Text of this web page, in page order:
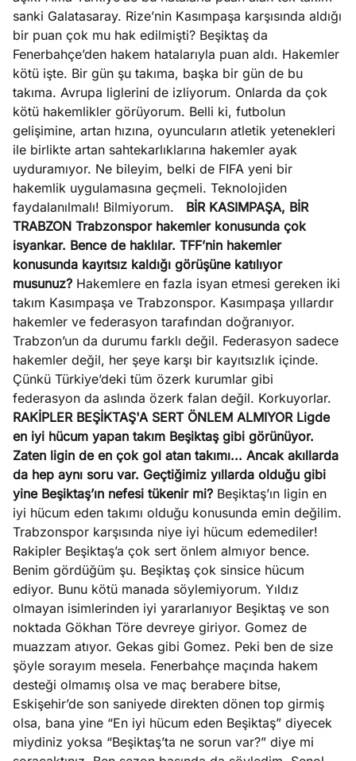
sanki Galatasaray. Rize’nin Kasımpaşa karşısında aldığı
bir puan çok mu hak edilmişti? Beşiktaş da
Fenerbahçe’den hakem hatalarıyla puan aldı. Hakemler
kötü işte. Bir gün şu takıma, başka bir gün de bu
takıma. Avrupa liglerini de izliyorum. Onlarda da çok
kötü hakemlikler görüyorum. Belli ki, futbolun
gelişimine, artan hızına, oyuncuların atletik yetenekleri
ile birlikte artan sahtekarlıklarına hakemler ayak
uyduramıyor. Ne bileyim, belki de FIFA yeni bir
hakemlik uygulamasına geçmeli. Teknolojiden
faydalanılmalı! Bilmiyorum. BİR KASIMPAŞA, BİR
TRABZON Trabzonspor hakemler konusunda çok
isyankar. Bence de haklılar. TFF’nin hakemler
konusunda kayıtsız kaldığı görüşüne katılıyor
musunuz? Hakemlere en fazla isyan etmesi gereken iki
takım Kasımpaşa ve Trabzonspor. Kasımpaşa yıllardır
hakemler ve federasyon tarafından doğranıyor.
Trabzon’un da durumu farklı değil. Federasyon sadece
hakemler değil, her şeye karşı bir kayıtsızlık içinde.
Çünkü Türkiye’deki tüm özerk kurumlar gibi
federasyon da aslında özerk falan değil. Korkuyorlar.
RAKİPLER BEŞİKTAŞ'A SERT ÖNLEM ALMIYOR Ligde
en iyi hücum yapan takım Beşiktaş gibi görünüyor.
Zaten ligin de en çok gol atan takımı... Ancak akıllarda
da hep aynı soru var. Geçtiğimiz yıllarda olduğu gibi
yine Beşiktaş’ın nefesi tükenir mi? Beşiktaş’ın ligin en
iyi hücum eden takımı olduğu konusunda emin değilim.
Trabzonspor karşısında niye iyi hücum edemediler!
Rakipler Beşiktaş’a çok sert önlem almıyor bence.
Benim gördüğüm şu. Beşiktaş çok sinsice hücum
ediyor. Bunu kötü manada söylemiyorum. Yıldız
olmayan isimlerinden iyi yararlanıyor Beşiktaş ve son
noktada Gökhan Töre devreye giriyor. Gomez de
muazzam atıyor. Gekas gibi Gomez. Peki ben de size
şöyle sorayım mesela. Fenerbahçe maçında hakem
desteği olmamış olsa ve maç berabere bitse,
Eskişehir’de son saniyede direkten dönen top girmiş
olsa, bana yine “En iyi hücum eden Beşiktaş” diyecek
miydiniz yoksa “Beşiktaş’ta ne sorun var?” diye mi